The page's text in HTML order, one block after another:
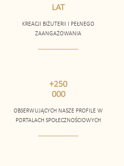
LAT
KREACJI BIŻUTERII I PEŁNEGO
ZAANGAŻOWANIA
+250
000
OBSERWUJĄCYCH NASZE PROFILE W
PORTALACH SPOŁECZNOŚCIOWYCH